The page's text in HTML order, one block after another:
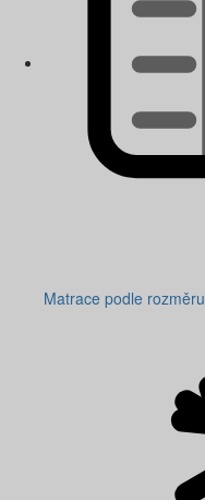
Matrace podle rozměru